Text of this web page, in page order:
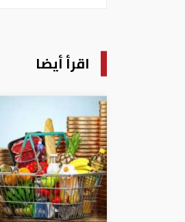
اقرأ أيضا